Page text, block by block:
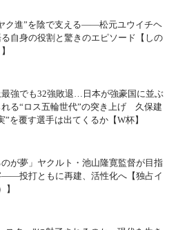
ク進”を陰で支える――松元ユウイチヘ
自身の役割と驚きのエピソード【しの
最強でも32強敗退…日本が強豪国に並ぶ
る“ロス五輪世代”の突き上げ 久保建
”を覆す選手は出てくるか【W杯】
のが夢」ヤクルト・池山隆寛監督が目指
――投打ともに再建、活性化へ【独占イ
】